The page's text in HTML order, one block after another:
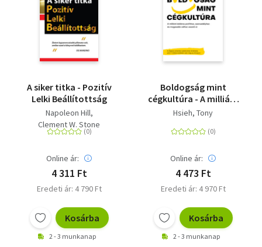
A siker titka - Pozitív
Lelki Beállítottság
Napoleon Hill
Clement W. Stone
Online ár:
4 311 Ft
Eredeti ár: 4 790 Ft
Kosárba
2 - 3 munkanap
Boldogság mint
cégkultúra - A milliárd
dolláros profithoz,
magasabb célhoz
Hsieh, Tony
Online ár:
4 473 Ft
Eredeti ár: 4 970 Ft
Kosárba
2 - 3 munkanap